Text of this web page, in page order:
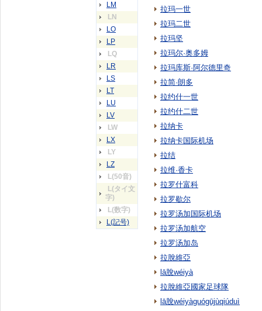
LM
LN
LO
LP
LQ
LR
LS
LT
LU
LV
LW
LX
LY
LZ
L(50音)
L(タイ文
字)
L(数字)
L(記号)
拉玛一世
拉玛二世
拉玛坚
拉玛尔·奥多姆
拉玛库斯·阿尔德里奇
拉简·朗多
拉约什一世
拉约什二世
拉纳卡
拉纳卡国际机场
拉结
拉维·香卡
拉罗什富科
拉罗歇尔
拉罗汤加国际机场
拉罗汤加航空
拉罗汤加岛
拉脫維亞
lā脫wéiyà
拉脫維亞國家足球隊
lā脫wéiyàguógūjùqiúduì